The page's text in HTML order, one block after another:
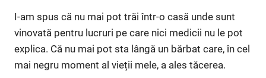
I-am spus că nu mai pot trăi într-o casă unde sunt
vinovată pentru lucruri pe care nici medicii nu le pot
explica. Că nu mai pot sta lângă un bărbat care, în cel
mai negru moment al vieții mele, a ales tăcerea.